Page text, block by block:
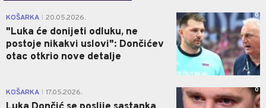
KOŠARKA 20.05.2026.
"Luka će donijeti odluku, ne
postoje nikakvi uslovi": Dončićev
otac otkrio nove detalje
0
KOŠARKA 17.05.2026. 0